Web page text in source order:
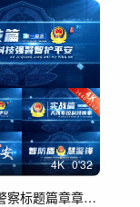
4K 0'32
科技公安警察标题篇章章节片花 01